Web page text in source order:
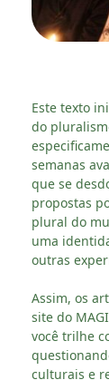
Este texto
do
semanas
que se
propostas
plural do
uma
outras
Assim, os
site do
você trilhe
culturais e